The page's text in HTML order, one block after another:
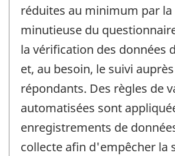
réduites au minimum par
minutieuse du
la vérification des données
et, au besoin, le suivi
répondants. Des règles de
automatisées sont
enregistrements de
collecte afin d'empêcher la